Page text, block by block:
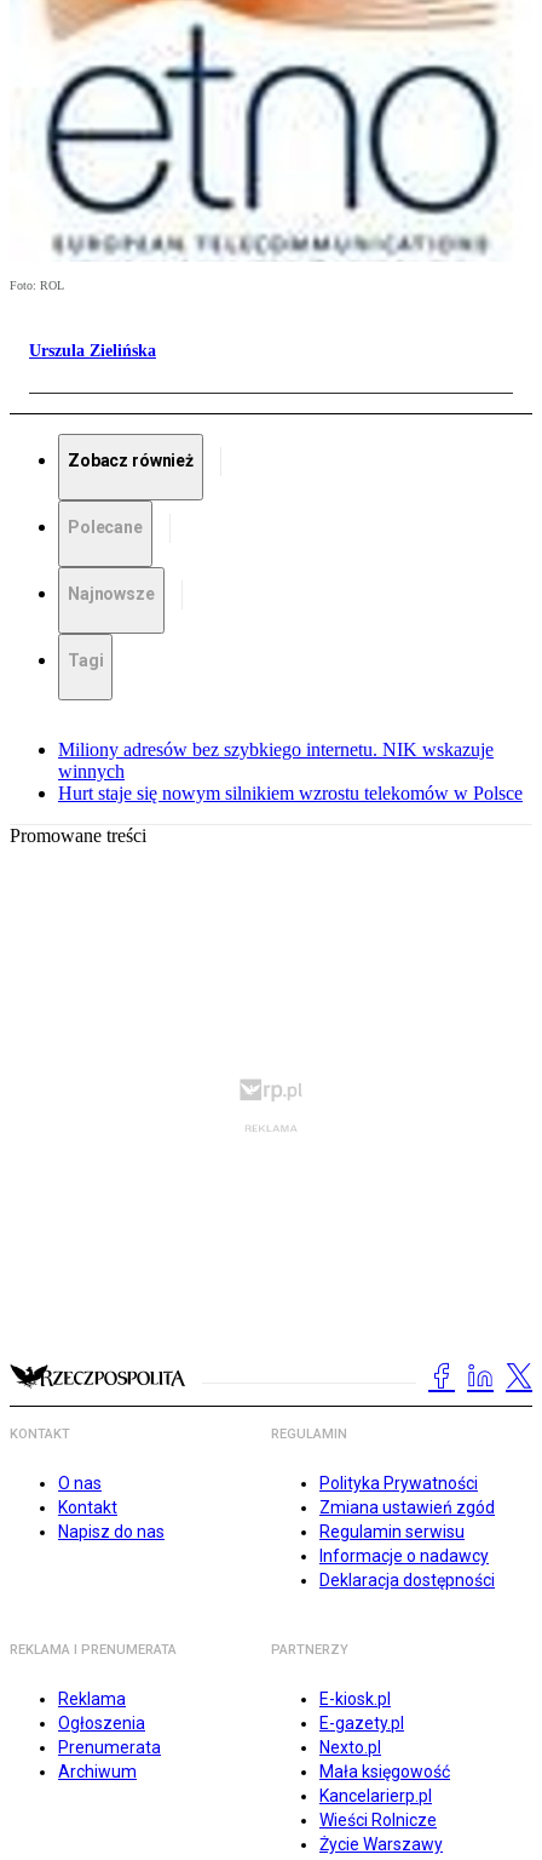
Foto: ROL
Urszula Zielińska
Zobacz również
Polecane
Najnowsze
Tagi
Miliony adresów bez szybkiego internetu. NIK wskazuje
winnych
Hurt staje się nowym silnikiem wzrostu telekomów w Polsce
Promowane treści
KONTAKT
O nas
Kontakt
Napisz do nas
REGULAMIN
Polityka Prywatności
Zmiana ustawień zgód
Regulamin serwisu
Informacje o nadawcy
Deklaracja dostępności
REKLAMA I PRENUMERATA
Reklama
Ogłoszenia
Prenumerata
Archiwum
PARTNERZY
E-kiosk.pl
E-gazety.pl
Nexto.pl
Mała księgowość
Kancelarierp.pl
Wieści Rolnicze
Życie Warszawy